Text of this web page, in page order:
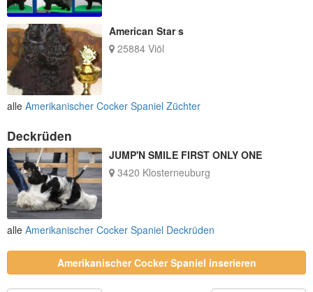
American Star s
25884 Viöl
alle Amerikanischer Cocker Spaniel Züchter
Deckrüden
JUMP'N SMILE FIRST ONLY ONE
3420 Klosterneuburg
alle Amerikanischer Cocker Spaniel Deckrüden
Amerikanischer Cocker Spaniel inserieren